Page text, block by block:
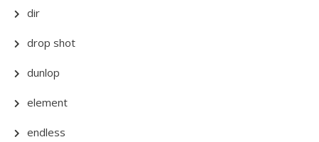
dir
drop shot
dunlop
element
endless